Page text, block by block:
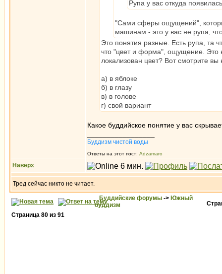
Рупа у вас откуда
"Сами сферы ощущений",
машинам - это у вас не рупа,
Это понятия разные. Есть рупа, та
что "цвет и форма", ощущение. Это
локализован цвет? Вот смотрите
а) в яблоке
б) в глазу
в) в голове
г) свой вариант
Какое буддийское понятие у вас
Буддизм чистой воды
Ответы на этот пост: Adzamaro
Наверх
Тред сейчас никто не читает.
Буддийские форумы -> Южный
буддизм
Страница 80 из 91